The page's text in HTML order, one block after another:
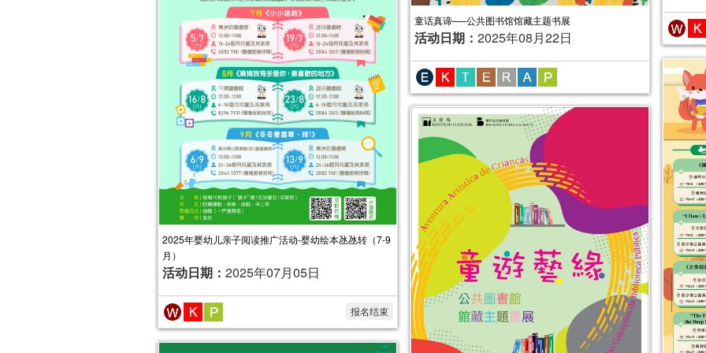
童话真谛──公共图书馆馆藏主题书展
活动日期： 2025年08月22日
2025年婴幼儿亲子阅读推广活动-婴幼绘本氹氹转（7-9
月）
活动日期： 2025年07月05日
报名结束